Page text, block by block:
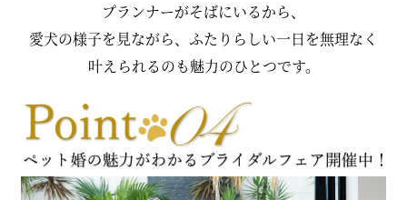
プランナーがそばにいるから、
愛犬の様子を見ながら、ふたりらしい一日を無理なく
叶えられるのも魅力のひとつです。